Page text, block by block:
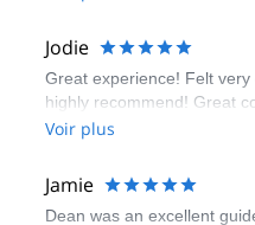
Jodie
Great experience! Felt
highly recommend! Great
Voir plus
Jamie
Dean was an excellent